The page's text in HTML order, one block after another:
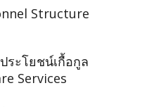
Structure
ระโยชน์เกื้อกูล
Services